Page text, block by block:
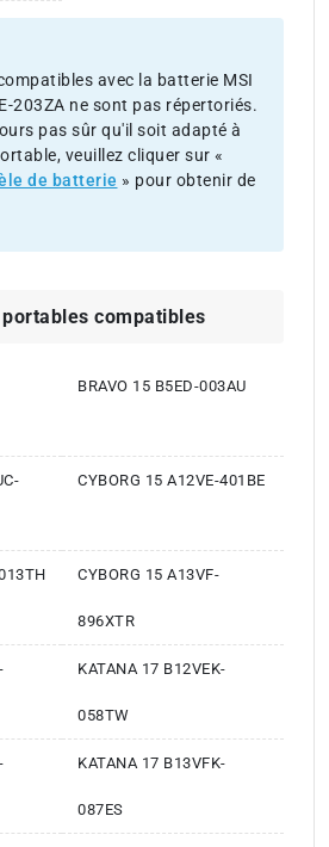
avec la batterie MSI
203ZA ne sont pas répertoriés.
pas sûr qu'il soit adapté à
veuillez cliquer sur «
de batterie » pour obtenir de
compatibles
BRAVO 15 B5ED-003AU
CYBORG 15 A12VE-401BE
CYBORG 15 A13VF-
896XTR
KATANA 17 B12VEK-
058TW
KATANA 17 B13VFK-
087ES